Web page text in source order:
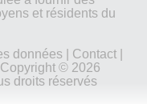
et résidents du
données| Contact|
Copyright © 2026
droits réservés